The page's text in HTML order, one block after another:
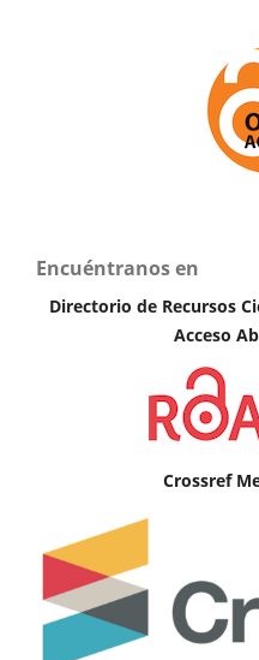
Encuéntranos en
Directorio de Recursos
Acceso
Crossref